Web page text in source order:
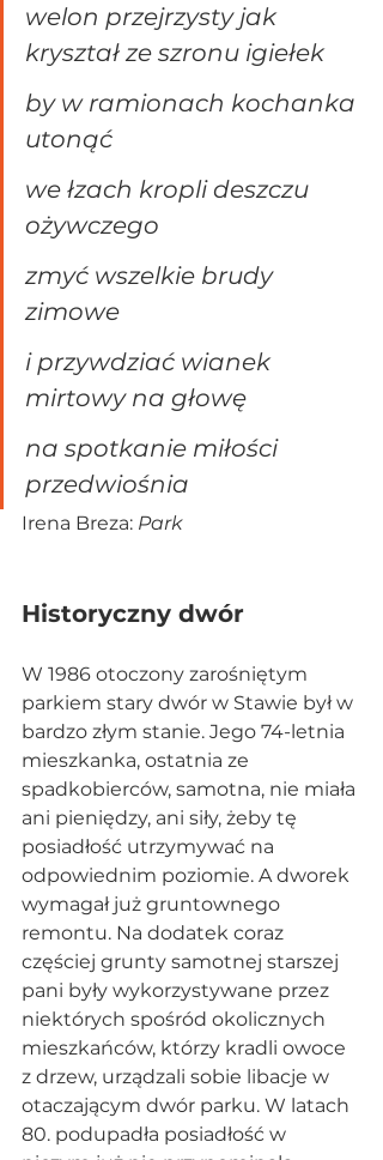
welon przejrzysty jak
kryształ ze szronu igiełek
by w ramionach kochanka
utonąć
we łzach kropli deszczu
ożywczego
zmyć wszelkie brudy
zimowe
i przywdziać wianek
mirtowy na głowę
na spotkanie miłości
przedwiośnia
Irena Breza: Park
Historyczny dwór
W 1986 otoczony zarośniętym
parkiem stary dwór w Stawie był w
bardzo złym stanie. Jego 74-letnia
mieszkanka, ostatnia ze
spadkobierców, samotna, nie miała
ani pieniędzy, ani siły, żeby tę
posiadłość utrzymywać na
odpowiednim poziomie. A dworek
wymagał już gruntownego
remontu. Na dodatek coraz
częściej grunty samotnej starszej
pani były wykorzystywane przez
niektórych spośród okolicznych
mieszkańców, którzy kradli owoce
z drzew, urządzali sobie libacje w
otaczającym dwór parku. W latach
80. podupadła posiadłość w